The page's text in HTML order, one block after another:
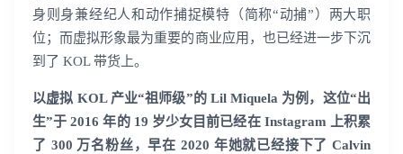
身则身兼经纪人和动作捕捉模特（简称“动捕”）两大职
位；而虚拟形象最为重要的商业应用，也已经进一步下沉
到了 KOL 带货上。
以虚拟 KOL 产业“祖师级”的 Lil Miquela 为例，这位“出
生”于 2016 年的 19 岁少女目前已经在 Instagram 上积累
了 300 万名粉丝，早在 2020 年她就已经接下了 Calvin